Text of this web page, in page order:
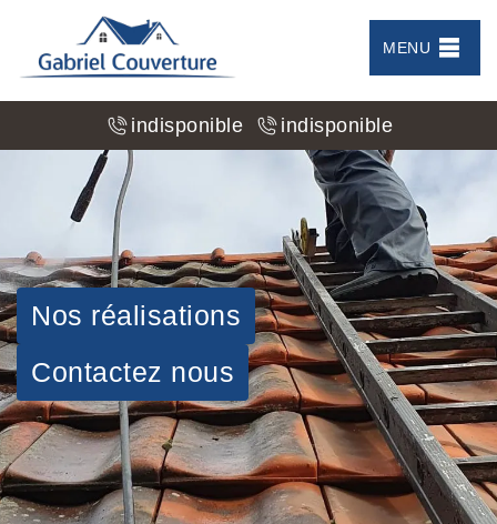
MENU
indisponible indisponible
Nos réalisations
Contactez nous